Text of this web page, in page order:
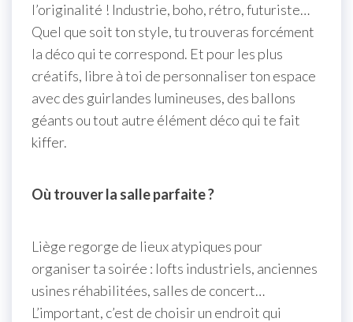
l’originalité ! Industrie, boho, rétro, futuriste…
Quel que soit ton style, tu trouveras forcément
la déco qui te correspond. Et pour les plus
créatifs, libre à toi de personnaliser ton espace
avec des guirlandes lumineuses, des ballons
géants ou tout autre élément déco qui te fait
kiffer.
Où trouver la salle parfaite ?
Liège regorge de lieux atypiques pour
organiser ta soirée : lofts industriels, anciennes
usines réhabilitées, salles de concert…
L’important, c’est de choisir un endroit qui